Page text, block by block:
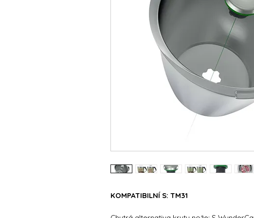
KOMPATIBILNÍ S: TM31